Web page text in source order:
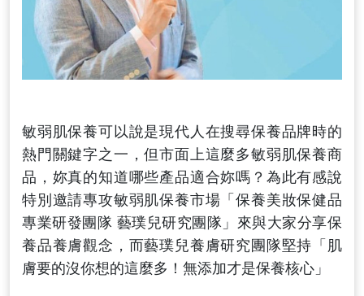
敏弱肌保養可以說是現代人在搜尋保養品牌時的
熱門關鍵字之一，但市面上這麼多敏弱肌保養商
品，妳真的知道哪些產品適合妳嗎？為此有感說
特別邀請專攻敏弱肌保養市場「保養美妝保健品
專業研發團隊 藝璞兒研究團隊」來與大家分享保
養品養膚觀念，而藝璞兒養膚研究團隊堅持「肌
膚要的沒你想的這麼多！無添加才是保養核心」